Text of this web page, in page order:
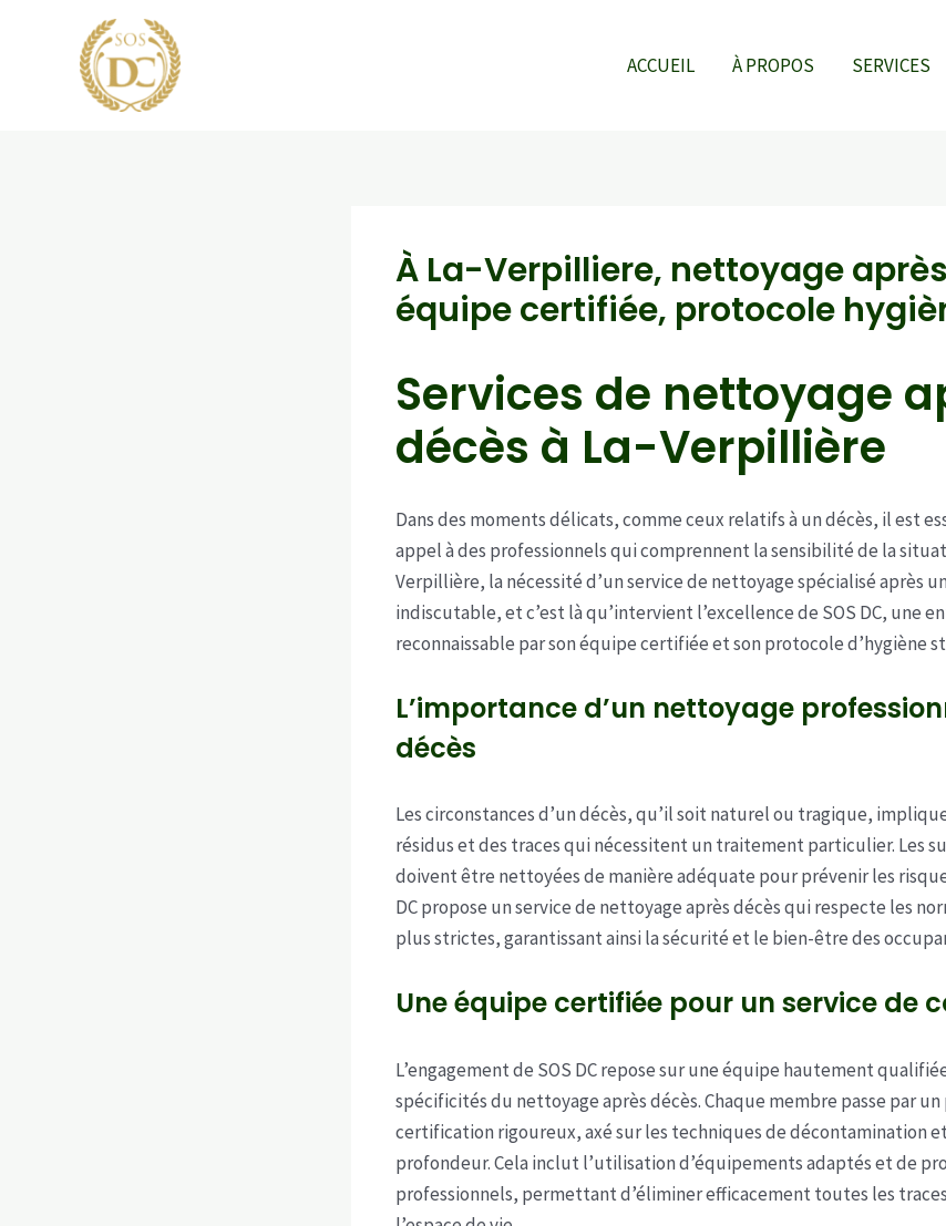
ACCUEIL À PROPOS SERVICES
À La-Verpilliere, nettoyage
équipe certifiée, protocole
Services de nettoyage
décès à La-Verpillière
Dans des moments délicats, comme ceux relatifs à un décès, il est
appel à des professionnels qui comprennent la sensibilité de la
Verpillière, la nécessité d’un service de nettoyage spécialisé après
indiscutable, et c’est là qu’intervient l’excellence de SOS DC, une
reconnaissable par son équipe certifiée et son protocole d’hygiène
L’importance d’un nettoyage
décès
Les circonstances d’un décès, qu’il soit naturel ou tragique,
résidus et des traces qui nécessitent un traitement particulier. Les
doivent être nettoyées de manière adéquate pour prévenir les
DC propose un service de nettoyage après décès qui respecte les
plus strictes, garantissant ainsi la sécurité et le bien-être des
Une équipe certifiée pour un service de
L’engagement de SOS DC repose sur une équipe hautement
spécificités du nettoyage après décès. Chaque membre passe par un
certification rigoureux, axé sur les techniques de décontamination
profondeur. Cela inclut l’utilisation d’équipements adaptés et de
professionnels, permettant d’éliminer efficacement toutes les